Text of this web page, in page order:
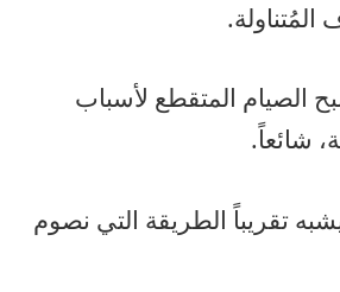
المُتناولة.
الصيام المتقطع لأسباب
شائعاً.
تقريباً الطريقة التي نصوم